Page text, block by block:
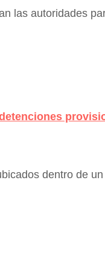
las autoridades
dentro de